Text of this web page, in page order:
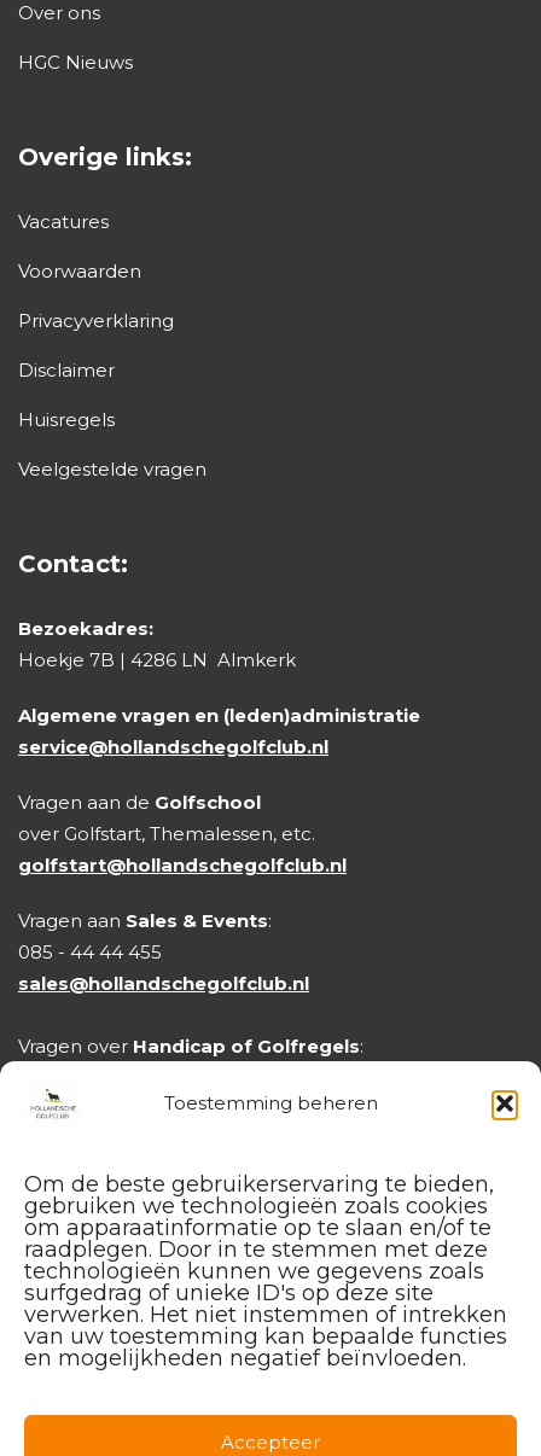
Toestemming beheren
Om de beste gebruikerservaring te bieden,
gebruiken we technologieën zoals cookies
om apparaatinformatie op te slaan en/of te
raadplegen. Door in te stemmen met deze
technologieën kunnen we gegevens zoals
surfgedrag of unieke ID's op deze site
verwerken. Het niet instemmen of intrekken
van uw toestemming kan bepaalde functies
en mogelijkheden negatief beïnvloeden.
Accepteer
16:32
16:48
17:04
17:12
17:20
17:28
17:44
17:52
18:00
18:08
18:16
18:24
Over ons
HGC Nieuws
Overige links:
Vacatures
Voorwaarden
Privacyverklaring
Disclaimer
Huisregels
Veelgestelde vragen
Contact:
Bezoekadres:
Hoekje 7B | 4286 LN Almkerk
Algemene vragen en (leden)administratie
service@hollandschegolfclub.nl
Vragen aan de Golfschool
over Golfstart, Themalessen, etc.
golfstart@hollandschegolfclub.nl
Vragen aan Sales & Events:
085 - 44 44 455
sales@hollandschegolfclub.nl
Vragen over Handicap of Golfregels:
Instagram